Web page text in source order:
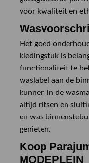
voor kwaliteit en
Het goed
kledingstuk is
functionaliteit te
waslabel aan de
kunnen in de
altijd ritsen en
en was
genieten.
Koop
MODEPLEIN